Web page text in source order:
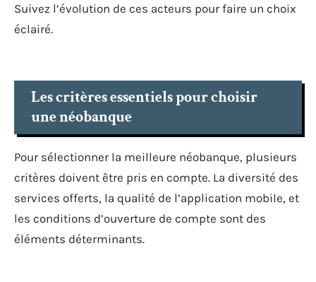
Suivez l’évolution de ces acteurs pour faire un choix
éclairé.
Les critères essentiels pour choisir
une néobanque
Pour sélectionner la meilleure néobanque, plusieurs
critères doivent être pris en compte. La diversité des
services offerts, la qualité de l’application mobile, et
les conditions d’ouverture de compte sont des
éléments déterminants.